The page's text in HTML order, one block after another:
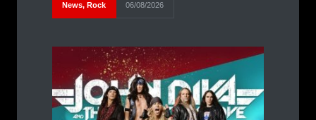
News, Rock 06/08/2026